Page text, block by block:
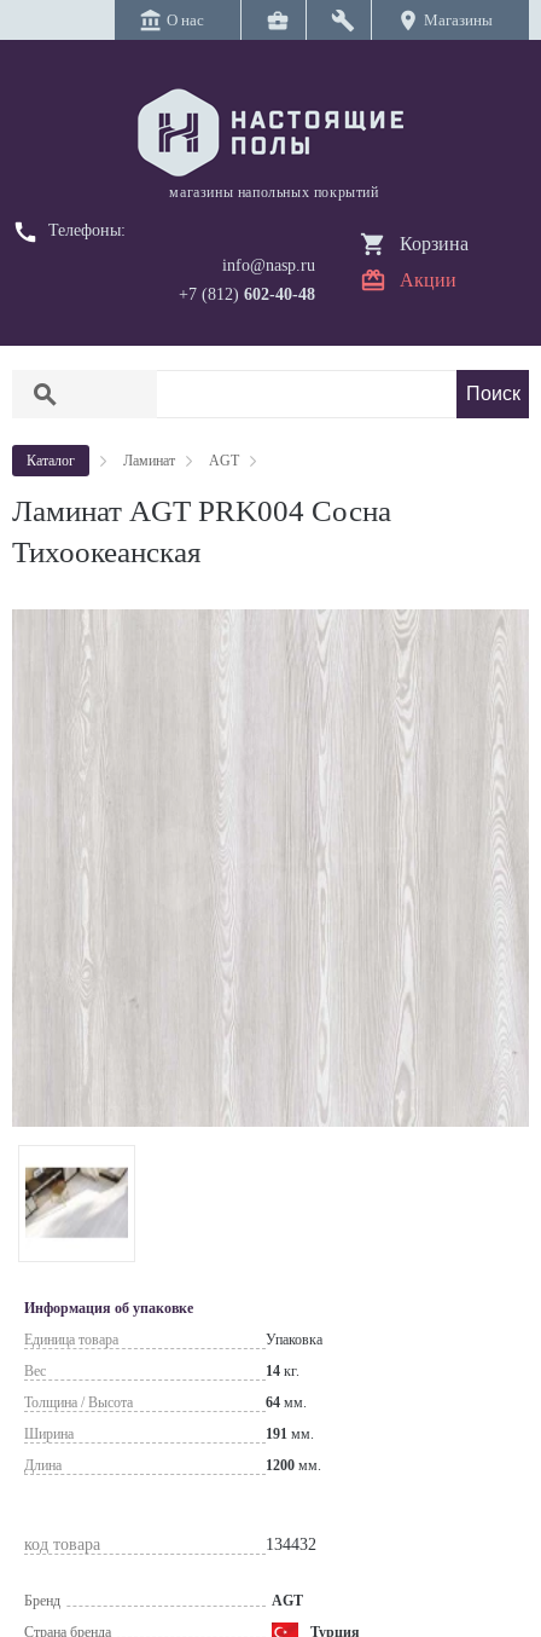
account_balance О нас business_center build location_on Магазины
магазины напольных покрытий
call
Телефоны:
info@nasp.ru
+7 (812) 602-40-48
Корзина
Акции
search
Каталог Ламинат AGT
Ламинат AGT PRK004 Сосна
Тихоокеанская
Информация об упаковке
Единица товара
Упаковка
Вес
14 кг.
Толщина / Высота
64 мм.
Ширина
191 мм.
Длина
1200 мм.
код товара 134432
Бренд
AGT
Страна бренда
Турция